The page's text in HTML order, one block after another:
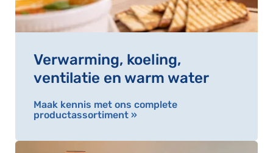
Verwarming, koeling,
ventilatie en warm water
Maak kennis met ons complete
productassortiment »